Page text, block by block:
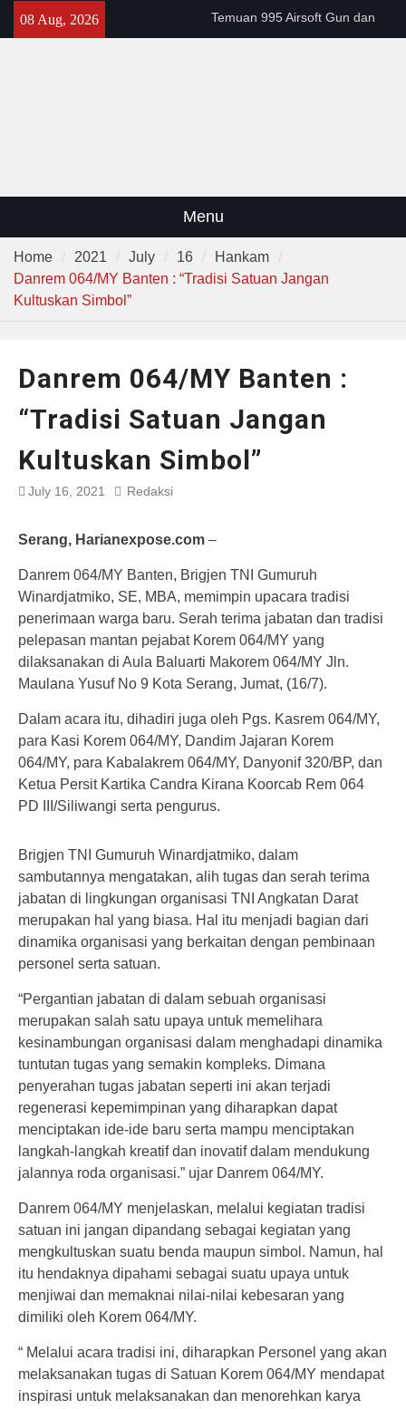
08 Aug, 2026
Temuan 995 Airsoft Gun dan
Narkoba di Sekolah Kebayoran
Menu
Home 2021 July 16
Hankam
Danrem 064/MY Banten : “Tradisi Satuan Jangan
Kultuskan Simbol”
Danrem 064/MY Banten :
“Tradisi Satuan Jangan
Kultuskan Simbol”
July 16, 2021 Redaksi
Serang, Harianexpose.com –
Danrem 064/MY Banten, Brigjen TNI Gumuruh
Winardjatmiko, SE, MBA, memimpin upacara tradisi
penerimaan warga baru. Serah terima jabatan dan tradisi
pelepasan mantan pejabat Korem 064/MY yang
dilaksanakan di Aula Baluarti Makorem 064/MY Jln.
Maulana Yusuf No 9 Kota Serang, Jumat, (16/7).
Dalam acara itu, dihadiri juga oleh Pgs. Kasrem 064/MY,
para Kasi Korem 064/MY, Dandim Jajaran Korem
064/MY, para Kabalakrem 064/MY, Danyonif 320/BP, dan
Ketua Persit Kartika Candra Kirana Koorcab Rem 064
PD III/Siliwangi serta pengurus.
Brigjen TNI Gumuruh Winardjatmiko, dalam
sambutannya mengatakan, alih tugas dan serah terima
jabatan di lingkungan organisasi TNI Angkatan Darat
merupakan hal yang biasa. Hal itu menjadi bagian dari
dinamika organisasi yang berkaitan dengan pembinaan
personel serta satuan.
“Pergantian jabatan di dalam sebuah organisasi
merupakan salah satu upaya untuk memelihara
kesinambungan organisasi dalam menghadapi dinamika
tuntutan tugas yang semakin kompleks. Dimana
penyerahan tugas jabatan seperti ini akan terjadi
regenerasi kepemimpinan yang diharapkan dapat
menciptakan ide-ide baru serta mampu menciptakan
langkah-langkah kreatif dan inovatif dalam mendukung
jalannya roda organisasi.” ujar Danrem 064/MY.
Danrem 064/MY menjelaskan, melalui kegiatan tradisi
satuan ini jangan dipandang sebagai kegiatan yang
mengkultuskan suatu benda maupun simbol. Namun, hal
itu hendaknya dipahami sebagai suatu upaya untuk
menjiwai dan memaknai nilai-nilai kebesaran yang
dimiliki oleh Korem 064/MY.
“ Melalui acara tradisi ini, diharapkan Personel yang akan
melaksanakan tugas di Satuan Korem 064/MY mendapat
inspirasi untuk melaksanakan dan menorehkan karya